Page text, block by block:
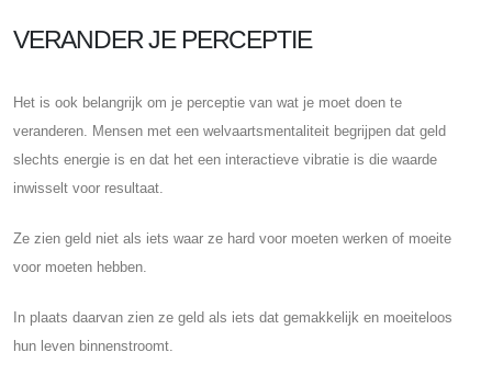
VERANDER JE PERCEPTIE
Het is ook belangrijk om je perceptie van wat je moet doen te
veranderen. Mensen met een welvaartsmentaliteit begrijpen dat geld
slechts energie is en dat het een interactieve vibratie is die waarde
inwisselt voor resultaat.
Ze zien geld niet als iets waar ze hard voor moeten werken of moeite
voor moeten hebben.
In plaats daarvan zien ze geld als iets dat gemakkelijk en moeiteloos
hun leven binnenstroomt.